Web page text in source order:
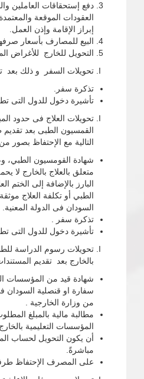
دفع إستحقاقات العاملين
العقودات الموقعة
إبراز الإقامة وإذن العمل.
البيع للمصارف بأسعار
التحويل للخارج للأغراض
تحويلات السفر و ذلك بعد
تذكرة سفر.
تأشيرة دخول للدول التى
تحويلات العلاج فى حدود
القمسيون الطبى بعد
التالية مع الإحتفاظ بصور
شهادة القومسيون الطبي،
متعلق بالعلاج بالخارج لا
البارز بالإضافة إلى الختم
الطبي أو تكلفة العلاج
السودان فى الدولة المعنية.
تذكرة سفر .
تأشيرة دخول للدول التى
تحويلات رسوم الدراسة
بالخارج بعد تقديم
شهادة قيد من المؤسسات
سفارة او قنصلية السودان
من وزارة الخارجية .
مطالبة مالية بالمبلغ
المؤسسات التعليمية بالخارج.
أن يكون التحويل لحساب
مباشرةً.
على المصرف الإحتفاظ